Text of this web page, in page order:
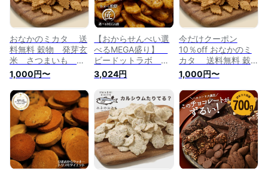
おなかのミカタ 送
料無料 穀物 発芽玄
米 さつまいも お
から とうもろこ
し 食物繊維 ファ
イバー チップス
ビードットラボ ビー
ラボ B.LABO 蒲屋
忠兵衛商店
1,000円〜
【おからせんべい選
べるMEGA盛り】
ビードットラボ ビ
ーラボ B.LABO 蒲
屋忠兵衛商店
【532P19Mar16】
【ダイエット】
3,024円
今だけクーポン
10％off おなかのミ
カタ 送料無料 穀
物 発芽玄米 さつ
まいも おから と
うもろこし 食物繊
維 ファイバー チ
ップス ビードット
ラボ ビーラボ
B.LABO 蒲屋忠兵衛
商店
1,000円〜